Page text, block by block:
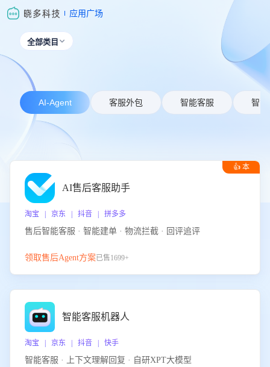
应用广场
全部类目 
AI-Agent 客服外包 智能客服 智能
👍 本
AI售后客服助手
淘宝 | 京东 | 抖音 | 拼多多
售后智能客服 · 智能建单 · 物流拦截 · 回评追评
领取售后Agent方案已售1699+
智能客服机器人
淘宝 | 京东 | 抖音 | 快手
智能客服 · 上下文理解回复 · 自研XPT大模型